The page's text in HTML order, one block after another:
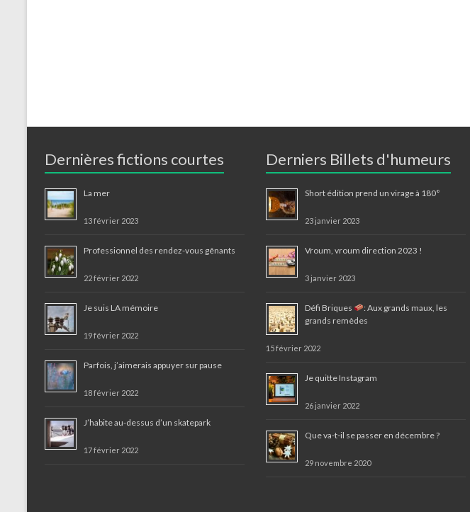
Dernières fictions courtes
La mer
13 février 2023
Professionnel des rendez-vous gênants
22 février 2022
Je suis LA mémoire
19 février 2022
Parfois, j’aimerais appuyer sur pause
18 février 2022
J’habite au-dessus d’un skatepark
17 février 2022
Derniers Billets d'humeurs
Short édition prend un virage à 180°
23 janvier 2023
Vroum, vroum direction 2023 !
3 janvier 2023
Défi Briques
: Aux grands maux, les
grands remèdes
15 février 2022
Je quitte Instagram
26 janvier 2022
Que va-t-il se passer en décembre ?
29 novembre 2020